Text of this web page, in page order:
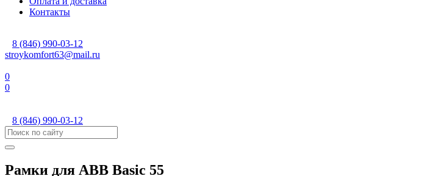
Контакты
8 (846) 990-03-12
stroykomfort63@mail.ru
0
0
8 (846) 990-03-12
Рамки для ABB Basic 55